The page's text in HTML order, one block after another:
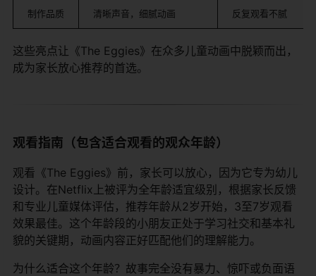
制作品质 清晰声音，细腻动画 反复观看不腻
这些亮点让《The Eggies》在众多儿童动画中脱颖而出，
成为家长放心推荐的首选。
观看指南（包含适合观看的观众年龄）
观看《The Eggies》前，家长可以放心，因为它专为幼儿
设计。在Netflix上被评为全年龄适宜级别，根据家长反馈
和专业儿童媒体评估，推荐年龄从2岁开始，3至7岁观看
效果最佳。这个年龄段的小朋友正处于学习社交和基本礼
貌的关键期，动画内容正好匹配他们的理解能力。
为什么适合这个年龄？故事完全没有暴力、惊吓或负面语